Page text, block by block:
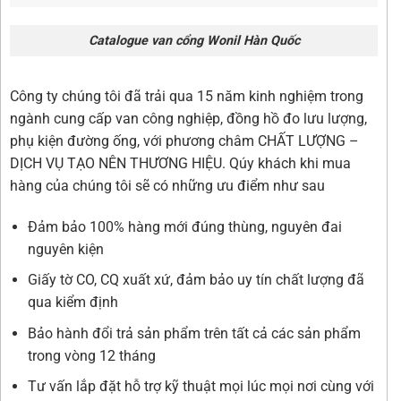
Catalogue van cổng Wonil Hàn Quốc
Công ty chúng tôi đã trải qua 15 năm kinh nghiệm trong
ngành cung cấp van công nghiệp, đồng hồ đo lưu lượng,
phụ kiện đường ống, với phương châm CHẤT LƯỢNG –
DỊCH VỤ TẠO NÊN THƯƠNG HIỆU. Qúy khách khi mua
hàng của chúng tôi sẽ có những ưu điểm như sau
Đảm bảo 100% hàng mới đúng thùng, nguyên đai
nguyên kiện
Giấy tờ CO, CQ xuất xứ, đảm bảo uy tín chất lượng đã
qua kiểm định
Bảo hành đổi trả sản phẩm trên tất cả các sản phẩm
trong vòng 12 tháng
Tư vấn lắp đặt hỗ trợ kỹ thuật mọi lúc mọi nơi cùng với